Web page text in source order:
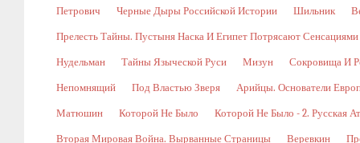
Петрович Черные Дыры Российской Истории Шильник
Прелесть Тайны. Пустыня Наска И Египет Потрясают Сенсациями
Нудельман Тайны Языческой Руси Мизун Сокровища И
Непомнящий Под Властью Зверя Арийцы. Основатели
Матюшин Которой Не Было Которой Не Было - 2. Русская
Вторая Мировая Война. Вырванные Страницы Веревкин